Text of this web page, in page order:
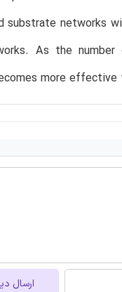
substrate networks
As the number
more
ارسال